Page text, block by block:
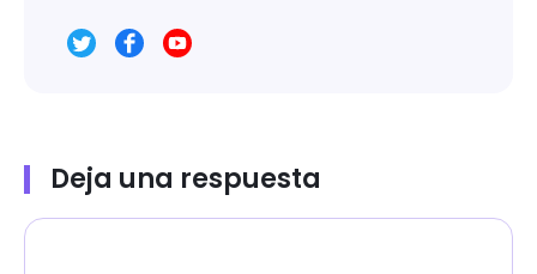
Deja una respuesta